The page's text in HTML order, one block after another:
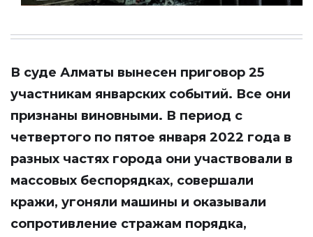
В суде Алматы вынесен приговор 25
участникам январских событий. Все они
признаны виновными. В период с
четвертого по пятое января 2022 года в
разных частях города они участвовали в
массовых беспорядках, совершали
кражи, угоняли машины и оказывали
сопротивление стражам порядка,